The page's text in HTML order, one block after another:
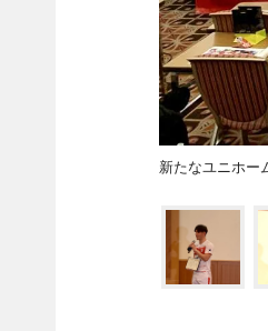
新たなユニホ